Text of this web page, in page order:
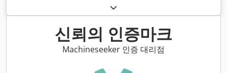
신뢰의 인증마크
Machineseeker 인증 대리점